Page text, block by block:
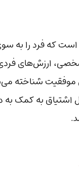
است که فرد را به
ارزش‌های
موفقیت شناخته
اشتیاق به کمک به